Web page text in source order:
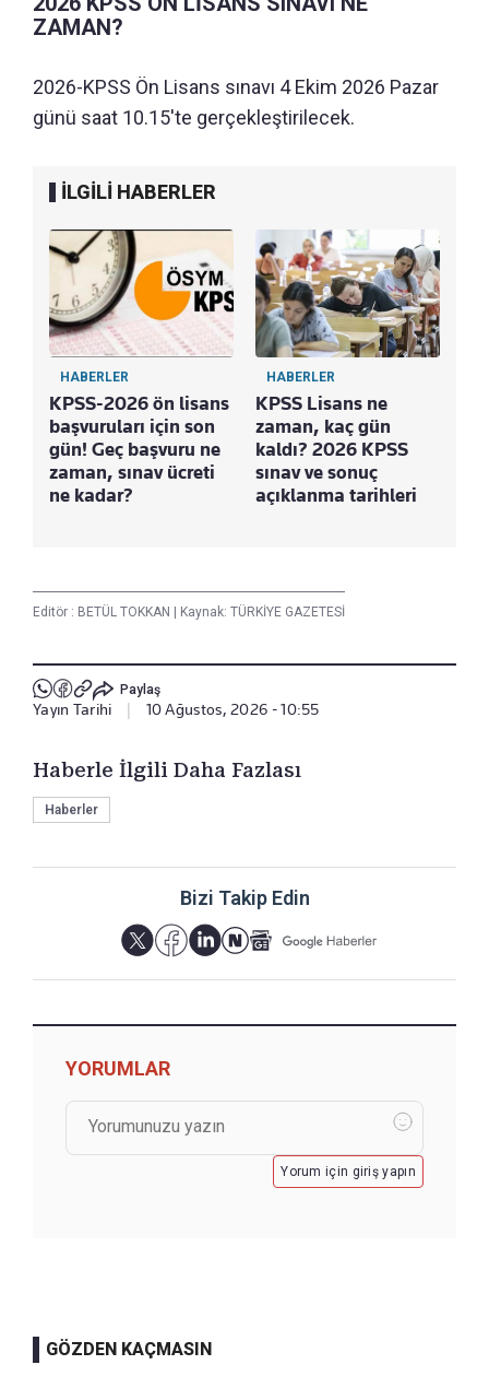
ZAMAN?
2026-KPSS Ön Lisans sınavı 4 Ekim 2026 Pazar
günü saat 10.15'te gerçekleştirilecek.
İLGİLİ HABERLER
HABERLER
KPSS-2026 ön lisans
başvuruları için son
gün! Geç başvuru ne
zaman, sınav ücreti
ne kadar?
HABERLER
KPSS Lisans ne
zaman, kaç gün
kaldı? 2026 KPSS
sınav ve sonuç
açıklanma tarihleri
Editör : BETÜL TOKKAN | Kaynak: TÜRKİYE GAZETESİ
Paylaş
Yayın Tarihi 10 Ağustos, 2026 - 10:55
Haberle İlgili Daha Fazlası
Haberler
Bizi Takip Edin
YORUMLAR
Yorum için giriş yapın
GÖZDEN KAÇMASIN